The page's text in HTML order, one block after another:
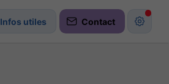
Infos utiles Contact